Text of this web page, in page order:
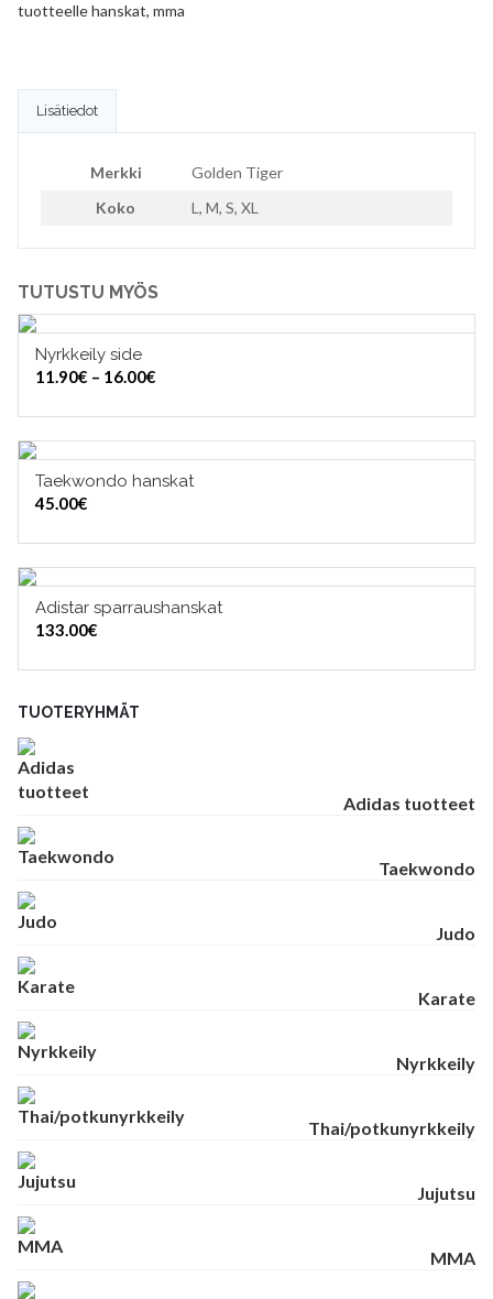
tuotteellehanskat, mma
Lisätiedot
Merkki
Golden Tiger
Koko
L, M, S, XL
TUTUSTU MYÖS
Nyrkkeily side
11.90€ – 16.00€
-
16.00€
VALITSE VAIHTOEHDOISTA
Taekwondo hanskat
45.00€
VALITSE VAIHTOEHDOISTA
Adistar sparraushanskat
133.00€
TUOTERYHMÄT
Adidas tuotteet
Taekwondo
Judo
Karate
Nyrkkeily
Thai/potkunyrkkeily
Jujutsu
MMA